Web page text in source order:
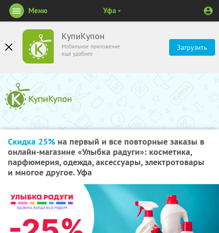
КупиКупон
Мобильное приложение
ещё удобнее
Загрузить
Меню Уфа
Скидка 25% на первый и все повторные заказы в
онлайн-магазине «Улыбка радуги»: косметика,
парфюмерия, одежда, аксессуары, электротовары
и многое другое. Уфа